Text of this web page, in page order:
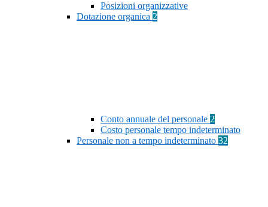
Posizioni organizzative
Dotazione organica 2
Conto annuale del personale 2
Costo personale tempo indeterminato
Personale non a tempo indeterminato 32